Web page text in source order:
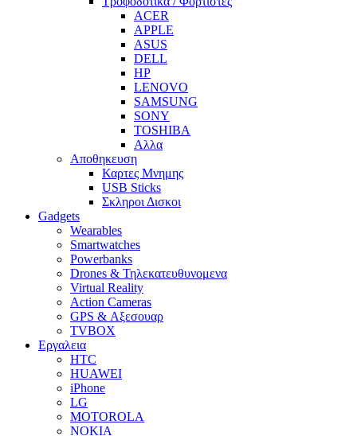
ACER
APPLE
ASUS
DELL
HP
LENOVO
SAMSUNG
SONY
TOSHIBA
Αλλα
Αποθηκευση
Καρτες Μνημης
USB Sticks
Σκληροι Δισκοι
Gadgets
Wearables
Smartwatches
Powerbanks
Drones & Τηλεκατευθυνομενα
Virtual Reality
Action Cameras
GPS & Αξεσουαρ
TVBOX
Εργαλεια
HTC
HUAWEI
iPhone
LG
MOTOROLA
NOKIA